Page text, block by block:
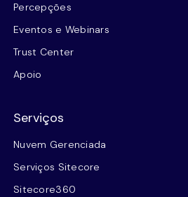
Percepções
Eventos e Webinars
Trust Center
Apoio
Serviços
Nuvem Gerenciada
Serviços Sitecore
Sitecore360